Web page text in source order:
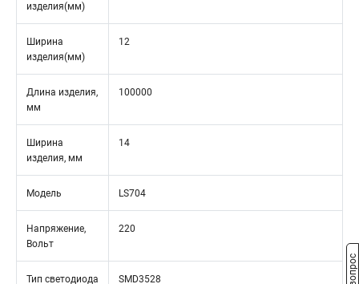
изделия(мм)
Ширина
изделия(мм)
12
Длина изделия,
мм
100000
Ширина
изделия, мм
14
Модель LS704
Напряжение,
Вольт
220
Тип светодиода SMD3528